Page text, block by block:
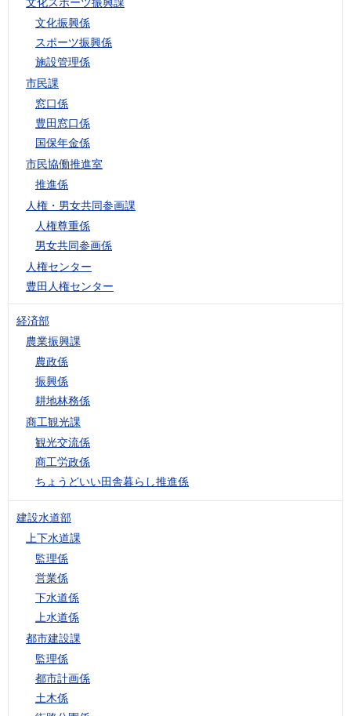
文化振興係
スポーツ振興係
施設管理係
市民課
窓口係
豊田窓口係
国保年金係
市民協働推進室
推進係
人権・男女共同参画課
人権尊重係
男女共同参画係
人権センター
豊田人権センター
経済部
農業振興課
農政係
振興係
耕地林務係
商工観光課
観光交流係
商工労政係
ちょうどいい田舎暮らし推進係
建設水道部
上下水道課
監理係
営業係
下水道係
上水道係
都市建設課
監理係
都市計画係
土木係